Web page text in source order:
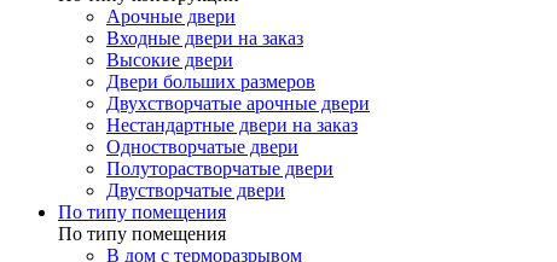
Арочные двери
Входные двери на заказ
Высокие двери
Двери больших размеров
Двухстворчатые арочные двери
Нестандартные двери на заказ
Одностворчатые двери
Полуторастворчатые двери
Двустворчатые двери
По типу помещения
По типу помещения
В дом с терморазрывом